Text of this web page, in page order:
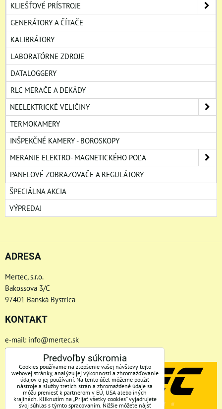
KLIEŠŤOVÉ PRÍSTROJE
GENERÁTORY A ČÍTAČE
KALIBRÁTORY
LABORATÓRNE ZDROJE
DATALOGGERY
RLC MERAČE A DEKÁDY
NEELEKTRICKÉ VELIČINY
TERMOKAMERY
INŠPEKČNÉ KAMERY - BOROSKOPY
MERANIE ELEKTRO- MAGNETICKÉHO POĽA
PANELOVÉ ZOBRAZOVAČE A REGULÁTORY
ŠPECIÁLNA AKCIA
VÝPREDAJ
ADRESA
Mertec, s.r.o.
Bakossova 3/C
97401 Banská Bystrica
KONTAKT
e-mail: info@mertec.sk
Telefón: +421 48-4800 791
Predvoľby súkromia
Cookies používame na zlepšenie vašej návštevy tejto
webovej stránky, analýzu jej výkonnosti a zhromažďovanie
údajov o jej používaní. Na tento účel môžeme použiť
nástroje a služby tretích strán a zhromaždené údaje sa
môžu preniesť k partnerom v EÚ, USA alebo iných
krajinách. Kliknutím na „Prijať všetky cookies“ vyjadrujete
svoj súhlas s týmto spracovaním. Nižšie môžete nájsť